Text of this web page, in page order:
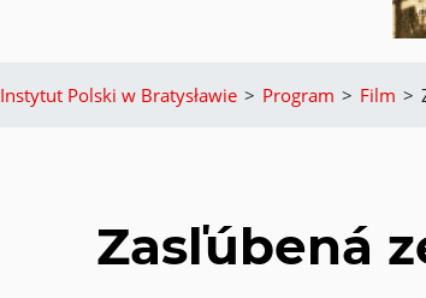
Instytut Polski w Bratysławie > Program > Film >
Zasľúbená